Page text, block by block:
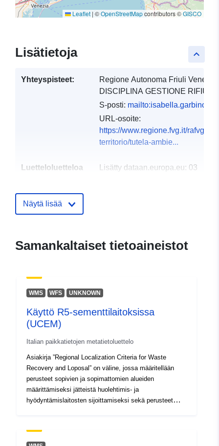
Leaflet |©OpenStreetMapcontributors ©GISCO
keyboard_arrow_up
Lisätietoja
Yhteyspisteet:
Regione Autonoma Friuli
DISCIPLINA GESTIONE RIFIU...
S-posti:
URL-osoite:
https://www.regione.fvg.it/rafvg/
territorio/tutela-ambie...
Luetteloluetteloa
Lisätty dataan.europa.eu: 03
], [ 13.92, 46.66 ], [ 13.92,
uriRef:
m10762-cc-i11136
Näytä lisää
Samankaltaiset tietoaineistot
WMS WFS UNKNOWN
Käyttö R5-sementtilaitoksissa
(UCEM)
Italian paikkatietojen metatietoluettelo
Asiakirja ”Regional Localization Criteria for Waste
Recovery and Loposal” on väline, jossa määritellään
perusteet sopivien ja sopimattomien alueiden
määrittämiseksi jätteistä huolehtimis- ja
hyödyntämislaitosten sijoittamiseksi sekä perusteet